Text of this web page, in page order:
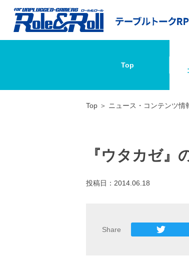
Top
Top ニュース・コンテンツ情
『ウタカゼ』
投稿日： 2014.06.18
Share